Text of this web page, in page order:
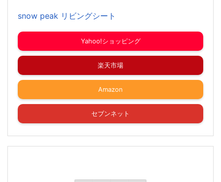
snow peak リビングシート
Yahoo!ショッピング
楽天市場
Amazon
セブンネット